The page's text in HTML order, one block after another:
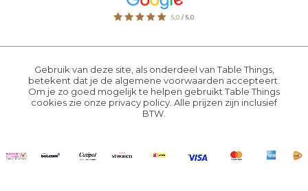
Gebruik van deze site, als onderdeel van Table Things,
betekent dat je de algemene voorwaarden accepteert.
Om je zo goed mogelijk te helpen gebruikt Table Things
cookies zie onze privacy policy . Alle prijzen zijn inclusief
BTW.